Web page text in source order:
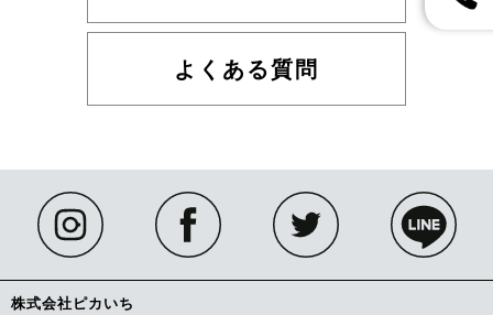
よくある質問
株式会社ピカいち